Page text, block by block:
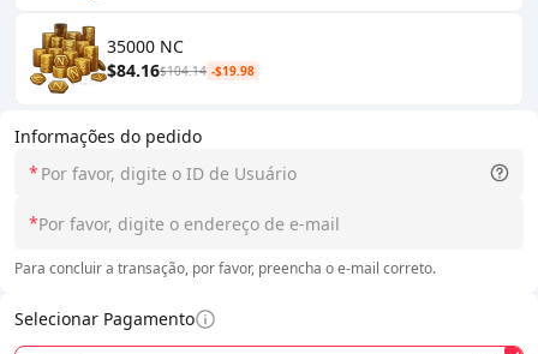
Informações do pedido
*
*
Para concluir a transação, por favor, preencha o e-mail correto.
Selecionar Pagamento
35000 NC
$84.16$104.14 -$19.98